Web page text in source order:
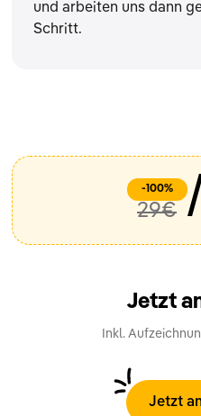
und arbeiten uns dann
Schritt.
-100%
29€ /
Jetzt
Inkl.
Jetzt